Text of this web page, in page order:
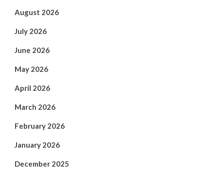
August 2026
July 2026
June 2026
May 2026
April 2026
March 2026
February 2026
January 2026
December 2025